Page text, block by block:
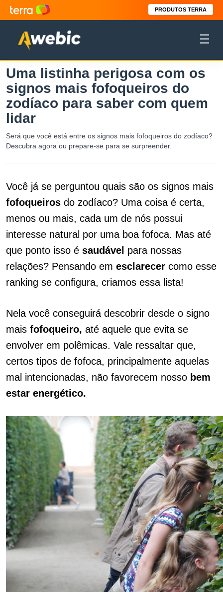
PRODUTOS TERRA
Uma listinha perigosa com os
signos mais fofoqueiros do
zodíaco para saber com quem
lidar
Será que você está entre os signos mais fofoqueiros do zodíaco?
Descubra agora ou prepare-se para se surpreender.
Você já se perguntou quais são os signos mais
fofoqueiros do zodíaco? Uma coisa é certa,
menos ou mais, cada um de nós possui
interesse natural por uma boa fofoca. Mas até
que ponto isso é saudável para nossas
relações? Pensando em esclarecer como esse
ranking se configura, criamos essa lista!
Nela você conseguirá descobrir desde o signo
mais fofoqueiro, até aquele que evita se
envolver em polêmicas. Vale ressaltar que,
certos tipos de fofoca, principalmente aquelas
mal intencionadas, não favorecem nosso bem
estar energético.